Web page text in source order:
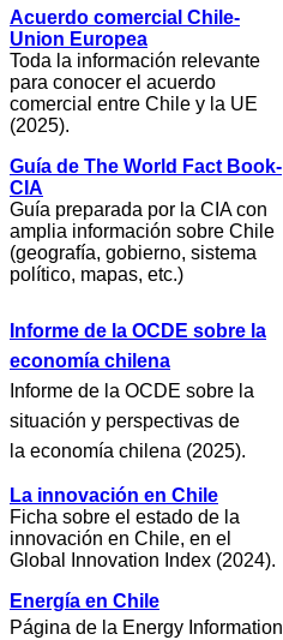
Acuerdo comercial Chile-
Union Europea
Toda la información relevante
para conocer el acuerdo
comercial entre Chile y la UE
(2025).
Guía de The World Fact Book-
CIA
Guía preparada por la CIA con
amplia información sobre Chile
(geografía, gobierno, sistema
político, mapas, etc.)
Informe de la OCDE sobre la
economía chilena
Informe de la OCDE sobre la
situación y perspectivas de
la economía chilena (2025).
La innovación en Chile
Ficha sobre el estado de la
innovación en Chile, en el
Global Innovation Index (2024).
Energía en Chile
Página de la Energy Information